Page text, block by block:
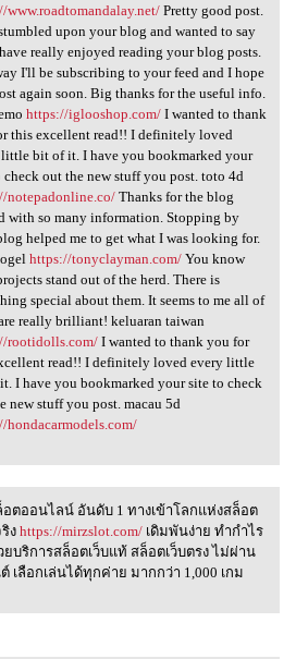
www.roadtomandalay.net/Pretty good post.
upon your blog and wanted to say
really enjoyed reading your blog posts.
I'll be subscribing to your feed and I hope
again soon. Big thanks for the useful info.
https://iglooshop.com/I wanted to thank
this excellent read!! I definitely loved
bit of it. I have you bookmarked your
check out the new stuff you post. toto 4d
notepadonline.co/Thanks for the blog
with so many information. Stopping by
helped me to get what I was looking for.
https://tonyclayman.com/You know
stand out of the herd. There is
special about them. It seems to me all of
really brilliant! keluaran taiwan
rootidolls.com/I wanted to thank you for
read!! I definitely loved every little
I have you bookmarked your site to check
new stuff you post. macau 5d
hondacarmodels.com/
อตออนไลน์ อันดับ 1
อตออนไลน์ อันดับ 1 ทางเข้าโลกแห่งสล็อต
ง https://mirzslot.com/เดิมพันง่าย ทำกำไร
ยบริการสล็อตเว็บแท้ สล็อตเว็บตรง ไม่ผ่าน
ต์ เลือกเล่นได้ทุกค่าย มากกว่า 1,000 เกม